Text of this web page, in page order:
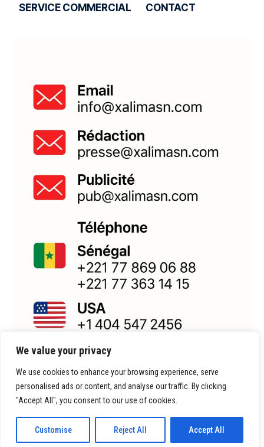
We value your privacy
We use cookies to enhance your browsing experience, serve
personalised ads or content, and analyse our traffic. By clicking
"Accept All", you consent to our use of cookies.
Customise Reject All Accept All
SERVICE COMMERCIAL CONTACT